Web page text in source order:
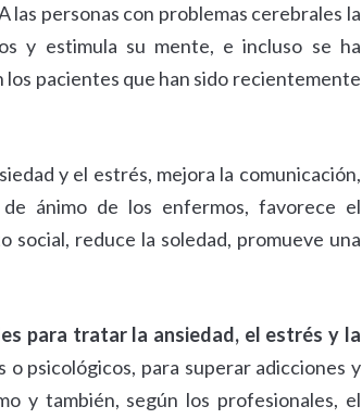
las personas con problemas cerebrales la
y estimula su mente, e incluso se ha
pacientes que han sido recientemente
y el estrés, mejora la comunicación,
ánimo de los enfermos, favorece el
reduce la soledad, promueve una
para tratar la ansiedad, el estrés y la
psicológicos, para superar adicciones y
y también, según los profesionales, el